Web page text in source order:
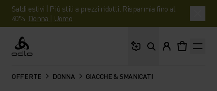
Saldi estivi | Più stili a prezzi ridotti. Risparmia fino al
40%. Donna | Uomo
Odlo
OFFERTE DONNA GIACCHE & SMANICATI